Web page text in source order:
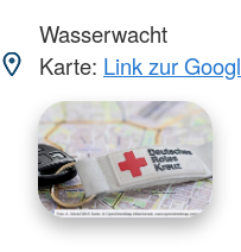
Wasserwacht
Karte: Link zur